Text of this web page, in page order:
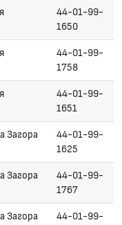
44-01-99-
1650
44-01-99-
1758
44-01-99-
1651
Загора
44-01-99-
1625
Загора
44-01-99-
1767
Загора
44-01-99-